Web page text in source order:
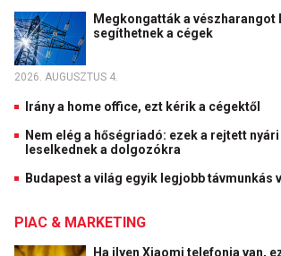
Megkongatták a vészharangot
segíthetnek a cégek
2026. AUGUSZTUS 4.
Irány a home office, ezt kérik a cégektől
Nem elég a hőségriadó: ezek a rejtett
leselkednek a dolgozókra
Budapest a világ egyik legjobb távmunkás
PIAC & MARKETING
Ha ilyen Xiaomi telefonja van,